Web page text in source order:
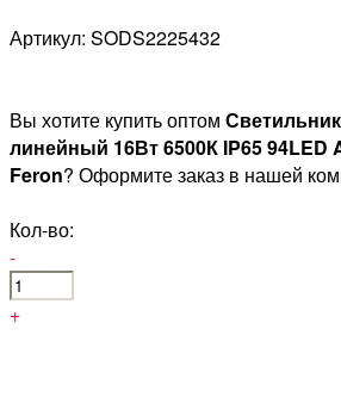
Артикул: SODS2225432
Вы хотите купить оптом
линейный 16Вт 6500К IP65 94LED
Feron? Оформите заказ в нашей
Кол-во:
-
+